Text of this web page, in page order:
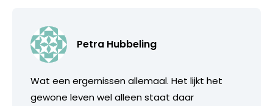
Petra Hubbeling
Wat een ergernissen allemaal. Het lijkt het
gewone leven wel alleen staat daar